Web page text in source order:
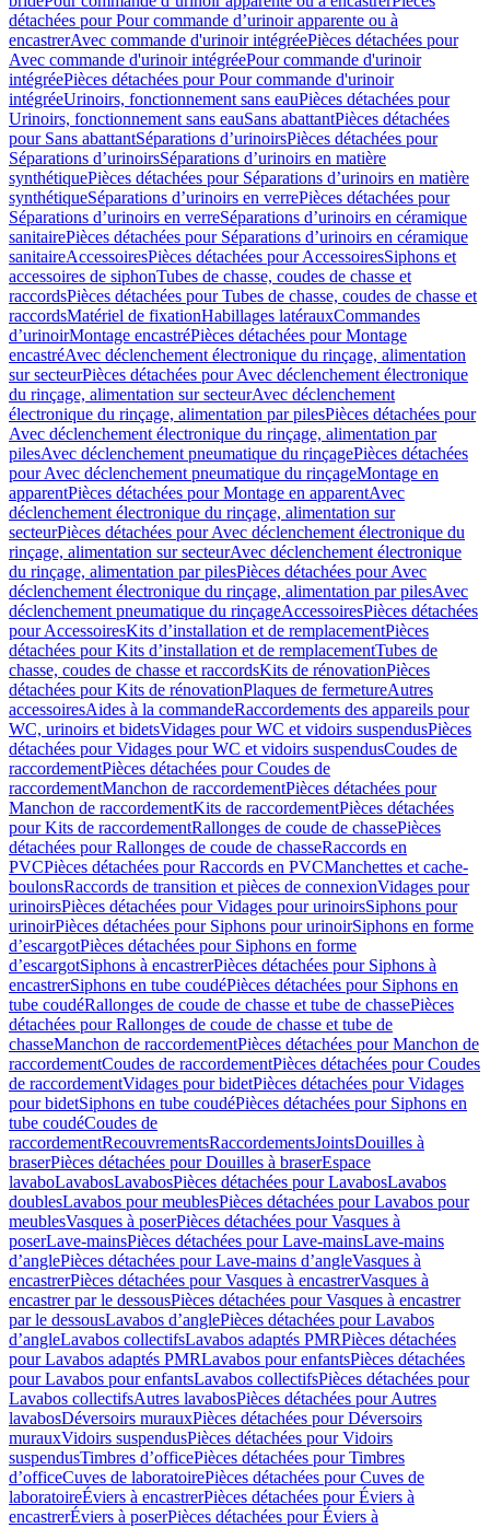
détachées pour Pour commande d’urinoir apparente ou à
encastrerAvec commande d'urinoir intégréePièces détachées pour
Avec commande d'urinoir intégréePour commande d'urinoir
intégréePièces détachées pour Pour commande d'urinoir
intégréeUrinoirs, fonctionnement sans eauPièces détachées pour
Urinoirs, fonctionnement sans eauSans abattantPièces détachées
pour Sans abattantSéparations d’urinoirsPièces détachées pour
Séparations d’urinoirsSéparations d’urinoirs en matière
synthétiquePièces détachées pour Séparations d’urinoirs en matière
synthétiqueSéparations d’urinoirs en verrePièces détachées pour
Séparations d’urinoirs en verreSéparations d’urinoirs en céramique
sanitairePièces détachées pour Séparations d’urinoirs en céramique
sanitaireAccessoiresPièces détachées pour AccessoiresSiphons et
accessoires de siphonTubes de chasse, coudes de chasse et
raccordsPièces détachées pour Tubes de chasse, coudes de chasse et
raccordsMatériel de fixationHabillages latérauxCommandes
dʼurinoirMontage encastréPièces détachées pour Montage
encastréAvec déclenchement électronique du rinçage, alimentation
sur secteurPièces détachées pour Avec déclenchement électronique
du rinçage, alimentation sur secteurAvec déclenchement
électronique du rinçage, alimentation par pilesPièces détachées pour
Avec déclenchement électronique du rinçage, alimentation par
pilesAvec déclenchement pneumatique du rinçagePièces détachées
pour Avec déclenchement pneumatique du rinçageMontage en
apparentPièces détachées pour Montage en apparentAvec
déclenchement électronique du rinçage, alimentation sur
secteurPièces détachées pour Avec déclenchement électronique du
rinçage, alimentation sur secteurAvec déclenchement électronique
du rinçage, alimentation par pilesPièces détachées pour Avec
déclenchement électronique du rinçage, alimentation par pilesAvec
déclenchement pneumatique du rinçageAccessoiresPièces détachées
pour AccessoiresKits d’installation et de remplacementPièces
détachées pour Kits d’installation et de remplacementTubes de
chasse, coudes de chasse et raccordsKits de rénovationPièces
détachées pour Kits de rénovationPlaques de fermetureAutres
accessoiresAides à la commandeRaccordements des appareils pour
WC, urinoirs et bidetsVidages pour WC et vidoirs suspendusPièces
détachées pour Vidages pour WC et vidoirs suspendusCoudes de
raccordementPièces détachées pour Coudes de
raccordementManchon de raccordementPièces détachées pour
Manchon de raccordementKits de raccordementPièces détachées
pour Kits de raccordementRallonges de coude de chassePièces
détachées pour Rallonges de coude de chasseRaccords en
PVCPièces détachées pour Raccords en PVCManchettes et cache-
boulonsRaccords de transition et pièces de connexionVidages pour
urinoirsPièces détachées pour Vidages pour urinoirsSiphons pour
urinoirPièces détachées pour Siphons pour urinoirSiphons en forme
d’escargotPièces détachées pour Siphons en forme
d’escargotSiphons à encastrerPièces détachées pour Siphons à
encastrerSiphons en tube coudéPièces détachées pour Siphons en
tube coudéRallonges de coude de chasse et tube de chassePièces
détachées pour Rallonges de coude de chasse et tube de
chasseManchon de raccordementPièces détachées pour Manchon de
raccordementCoudes de raccordementPièces détachées pour Coudes
de raccordementVidages pour bidetPièces détachées pour Vidages
pour bidetSiphons en tube coudéPièces détachées pour Siphons en
tube coudéCoudes de
raccordementRecouvrementsRaccordementsJointsDouilles à
braserPièces détachées pour Douilles à braserEspace
lavaboLavabosLavabosPièces détachées pour LavabosLavabos
doublesLavabos pour meublesPièces détachées pour Lavabos pour
meublesVasques à poserPièces détachées pour Vasques à
poserLave-mainsPièces détachées pour Lave-mainsLave-mains
d’anglePièces détachées pour Lave-mains d’angleVasques à
encastrerPièces détachées pour Vasques à encastrerVasques à
encastrer par le dessousPièces détachées pour Vasques à encastrer
par le dessousLavabos d’anglePièces détachées pour Lavabos
d’angleLavabos collectifsLavabos adaptés PMRPièces détachées
pour Lavabos adaptés PMRLavabos pour enfantsPièces détachées
pour Lavabos pour enfantsLavabos collectifsPièces détachées pour
Lavabos collectifsAutres lavabosPièces détachées pour Autres
lavabosDéversoirs murauxPièces détachées pour Déversoirs
murauxVidoirs suspendusPièces détachées pour Vidoirs
suspendusTimbres dʼofficePièces détachées pour Timbres
dʼofficeCuves de laboratoirePièces détachées pour Cuves de
laboratoireÉviers à encastrerPièces détachées pour Éviers à
encastrerÉviers à poserPièces détachées pour Éviers à